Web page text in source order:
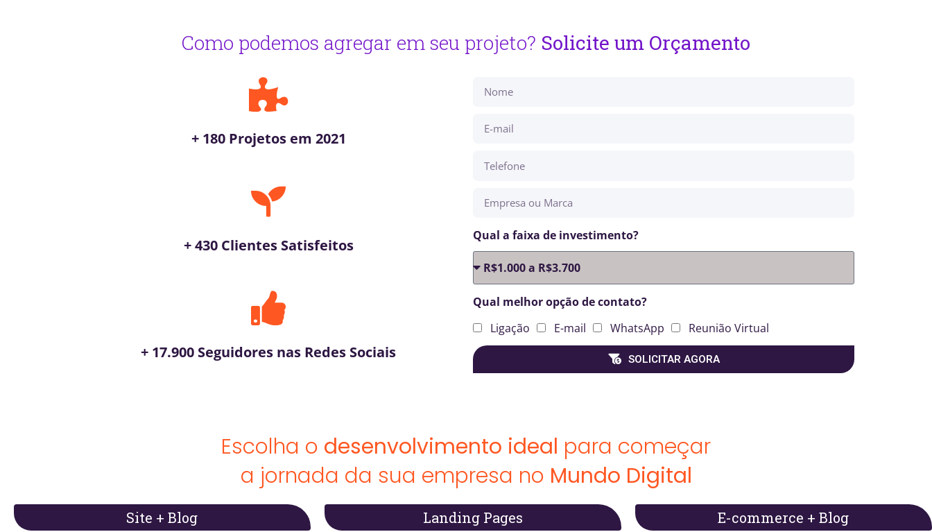
Como podemos agregar em seu projeto? Solicite um Orçamento
+ 180 Projetos em 2021
+ 430 Clientes Satisfeitos
+ 17.900 Seguidores nas Redes Sociais
Qual a faixa de investimento?
Qual melhor opção de contato?
Ligação
E-mail WhatsApp Reunião Virtual
SOLICITAR AGORA
Escolha o desenvolvimento ideal para começar
a jornada da sua empresa no Mundo Digital
Site + Blog Landing Pages E-commerce + Blog